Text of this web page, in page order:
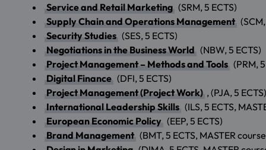
Service and Retail Marketing (SRM, 5 ECTS)
Supply Chain and Operations Management
Security Studies (SES, 5 ECTS)
Negotiations in the Business World (NBW, 5 ECTS)
Project Management – Methods and Tools (PRM,
Digital Finance (DFI, 5 ECTS)
Project Management (Project Work) , (PJA, 5 ECTS)
International Leadership Skills (ILS, 5 ECTS,
European Economic Policy (EEP, 5 ECTS)
Brand Management (BMT, 5 ECTS, MASTER